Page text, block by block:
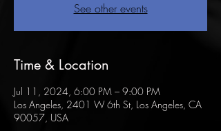
See other events
Time & Location
Jul 11, 2024, 6:00 PM – 9:00 PM
Los Angeles, 2401 W 6th St, Los Angeles, CA
90057, USA